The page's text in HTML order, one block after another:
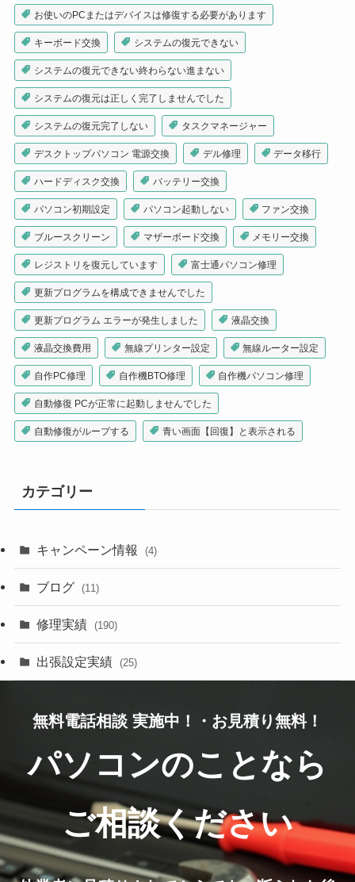
お使いのPCまたはデバイスは修復する必要があります
キーボード交換 システムの復元できない
システムの復元できない終わらない進まない
システムの復元は正しく完了しませんでした
システムの復元完了しない タスクマネージャー
デスクトップパソコン 電源交換 デル修理 データ移行
ハードディスク交換 バッテリー交換
パソコン初期設定 パソコン起動しない ファン交換
ブルースクリーン マザーボード交換 メモリー交換
レジストリを復元しています 富士通パソコン修理
更新プログラムを構成できませんでした
更新プログラム エラーが発生しました 液晶交換
液晶交換費用 無線プリンター設定 無線ルーター設定
自作PC修理 自作機BTO修理 自作機パソコン修理
自動修復 PCが正常に起動しませんでした
自動修復がループする 青い画面【回復】と表示される
カテゴリー
キャンペーン情報 (4)
ブログ (11)
修理実績 (190)
出張設定実績 (25)
無料電話相談 実施中！・お見積り無料！
パソコンのことなら
ご相談ください